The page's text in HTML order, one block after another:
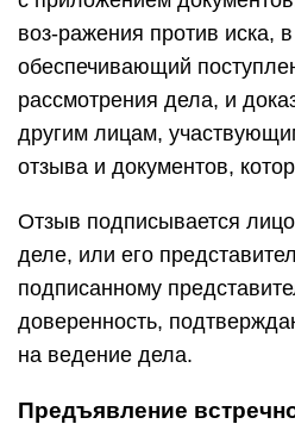
воз-ражения против иска, в
обеспечивающий
рассмотрения дела, и
другим лицам,
отзыва и документов,
Отзыв подписывается
деле, или его
подписанному
доверенность,
на ведение дела.
Предъявление